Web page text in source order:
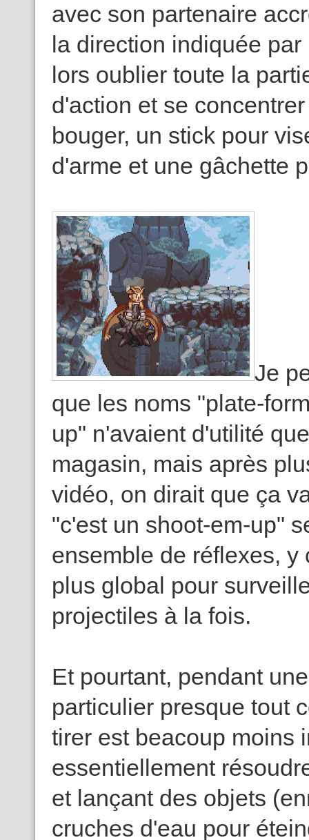
avec son partenaire
la direction indiquée
lors oublier toute la
d'action et se
bouger, un stick pour
d'arme et une gâchette
Je
que les noms "plate-
up" n'avaient d'utilité
magasin, mais après
vidéo, on dirait que ça
"c'est un shoot-em-up"
ensemble de réflexes,
plus global pour
projectiles à la fois.
Et pourtant, pendant
particulier presque tout
tirer est beacoup moins
essentiellement
et lançant des objets
cruches d'eau pour